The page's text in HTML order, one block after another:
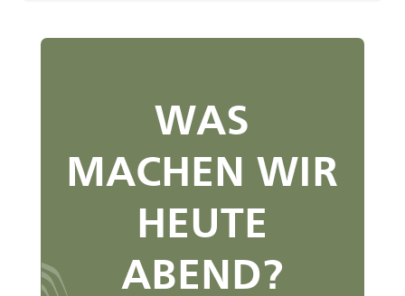
WAS
MACHEN WIR
HEUTE
ABEND?